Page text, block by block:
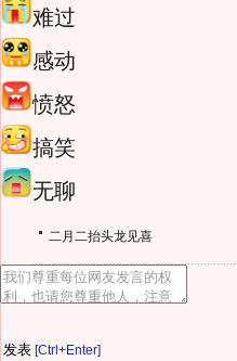
难过
感动
愤怒
搞笑
无聊
二月二抬头龙见喜
[Ctrl+Enter]